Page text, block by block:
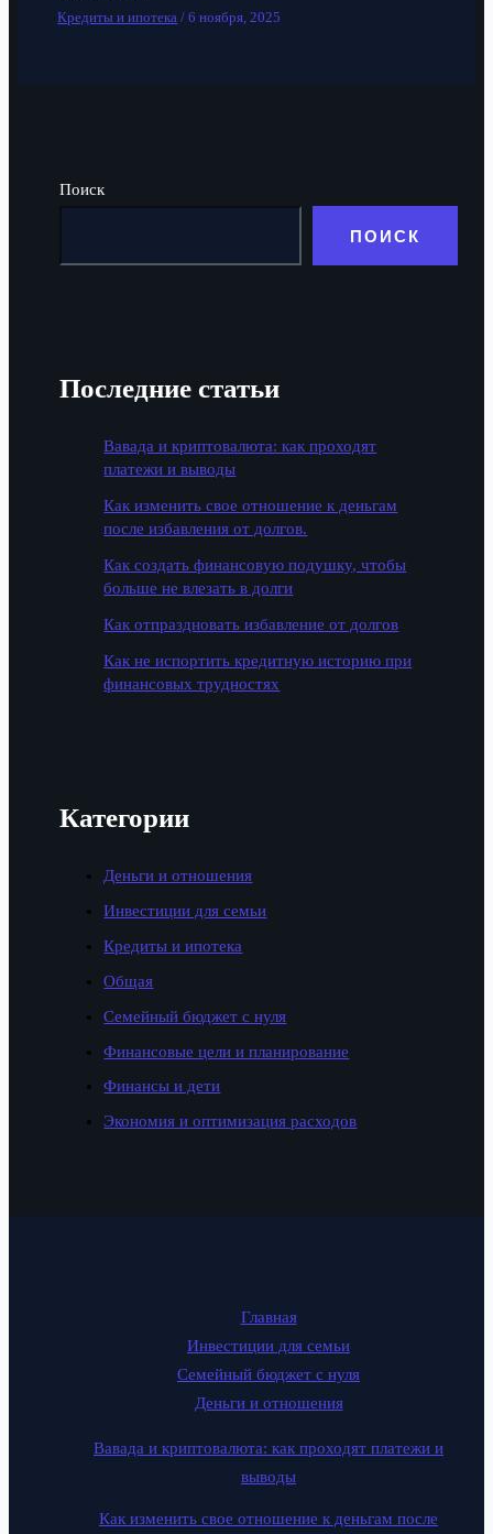
Кредиты и ипотека /6 ноября, 2025
Поиск
ПОИСК
Последние статьи
Вавада и криптовалюта: как проходят
платежи и выводы
Как изменить свое отношение к деньгам
после избавления от долгов.
Как создать финансовую подушку, чтобы
больше не влезать в долги
Как отпраздновать избавление от долгов
Как не испортить кредитную историю при
финансовых трудностях
Категории
Деньги и отношения
Инвестиции для семьи
Кредиты и ипотека
Общая
Семейный бюджет с нуля
Финансовые цели и планирование
Финансы и дети
Экономия и оптимизация расходов
Главная
Инвестиции для семьи
Семейный бюджет с нуля
Деньги и отношения
Вавада и криптовалюта: как проходят платежи и
выводы
Как изменить свое отношение к деньгам после